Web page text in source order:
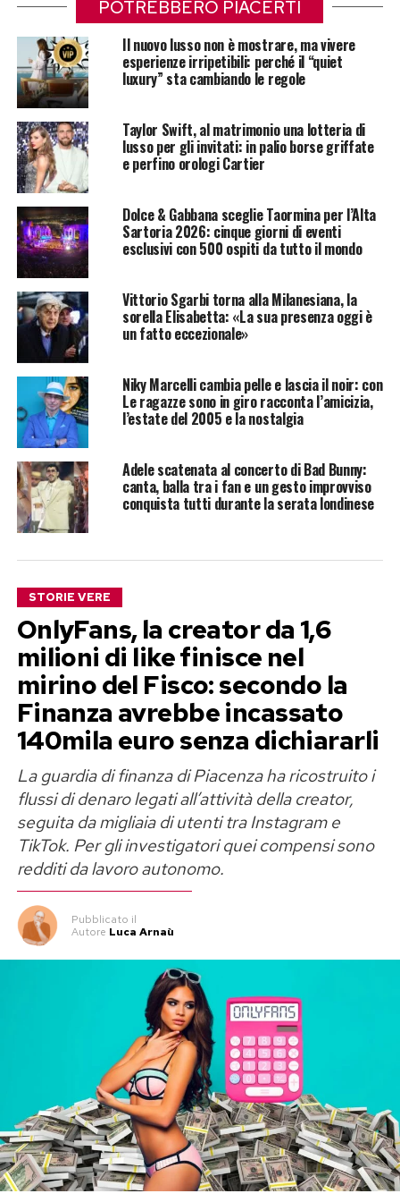
POTREBBERO PIACERTI
Il nuovo lusso non è mostrare, ma vivere
esperienze irripetibili: perché il “quiet
luxury” sta cambiando le regole
Taylor Swift, al matrimonio una lotteria di
lusso per gli invitati: in palio borse griffate
e perfino orologi Cartier
Dolce & Gabbana sceglie Taormina per l’Alta
Sartoria 2026: cinque giorni di eventi
esclusivi con 500 ospiti da tutto il mondo
Vittorio Sgarbi torna alla Milanesiana, la
sorella Elisabetta: «La sua presenza oggi è
un fatto eccezionale»
Niky Marcelli cambia pelle e lascia il noir: con
Le ragazze sono in giro racconta l’amicizia,
l’estate del 2005 e la nostalgia
Adele scatenata al concerto di Bad Bunny:
canta, balla tra i fan e un gesto improvviso
conquista tutti durante la serata londinese
STORIE VERE
OnlyFans, la creator da 1,6
milioni di like finisce nel
mirino del Fisco: secondo la
Finanza avrebbe incassato
140mila euro senza dichiararli
La guardia di finanza di Piacenza ha ricostruito i
flussi di denaro legati all’attività della creator,
seguita da migliaia di utenti tra Instagram e
TikTok. Per gli investigatori quei compensi sono
redditi da lavoro autonomo.
Pubblicato il
Autore Luca Arnaù